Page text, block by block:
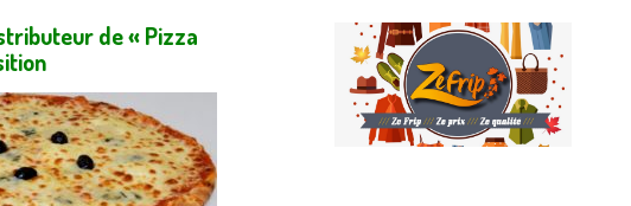
de « Pizza